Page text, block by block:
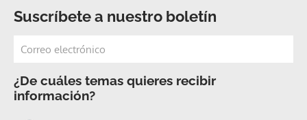
Suscríbete a nuestro boletín
¿De cuáles temas quieres recibir
información?